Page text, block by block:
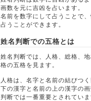
画数を元に吉凶を占います。
名前を数字にして占うことで
占うことができます。
姓名判断での五格とは
姓名判断では、人格、総格、
格の五格を見ます。
人格は、名字と名前の結びつ
下の漢字と名前の上の漢字の
判断では一番重要とされていま